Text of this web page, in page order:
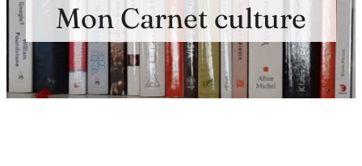
Mon Carnet culture